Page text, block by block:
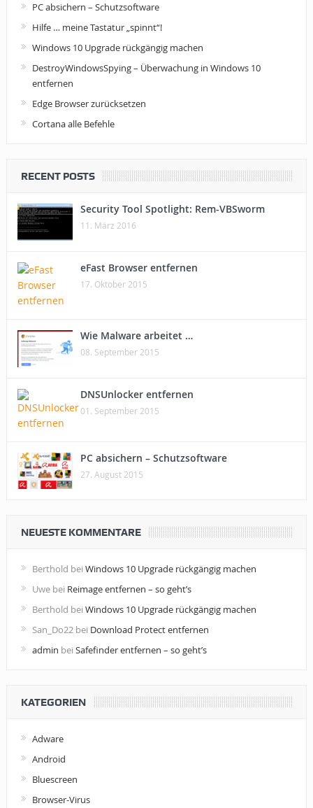
PC absichern – Schutzsoftware
Hilfe … meine Tastatur „spinnt“!
Windows 10 Upgrade rückgängig machen
DestroyWindowsSpying – Überwachung in Windows 10
entfernen
Edge Browser zurücksetzen
Cortana alle Befehle
RECENT POSTS
Security Tool Spotlight: Rem-VBSworm
11. März 2016
eFast Browser entfernen
17. Oktober 2015
Wie Malware arbeitet …
08. September 2015
DNSUnlocker entfernen
01. September 2015
PC absichern – Schutzsoftware
27. August 2015
NEUESTE KOMMENTARE
Berthold bei Windows 10 Upgrade rückgängig machen
Uwebei Reimage entfernen – so geht’s
Berthold bei Windows 10 Upgrade rückgängig machen
San_Do22bei Download Protect entfernen
admin bei Safefinder entfernen – so geht’s
KATEGORIEN
Adware
Android
Bluescreen
Browser-Virus